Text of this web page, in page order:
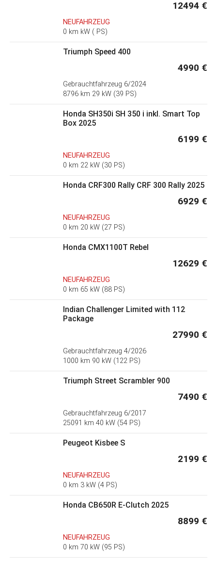
12494 €
NEUFAHRZEUG
0 km kW ( PS)
Triumph Speed 400
4990 €
Gebrauchtfahrzeug 6/2024
8796 km 29 kW (39 PS)
Honda SH350i SH 350 i inkl. Smart Top
Box 2025
6199 €
NEUFAHRZEUG
0 km 22 kW (30 PS)
Honda CRF300 Rally CRF 300 Rally 2025
6929 €
NEUFAHRZEUG
0 km 20 kW (27 PS)
Honda CMX1100T Rebel
12629 €
NEUFAHRZEUG
0 km 65 kW (88 PS)
Indian Challenger Limited with 112
Package
27990 €
Gebrauchtfahrzeug 4/2026
1000 km 90 kW (122 PS)
Triumph Street Scrambler 900
7490 €
Gebrauchtfahrzeug 6/2017
25091 km 40 kW (54 PS)
Peugeot Kisbee S
2199 €
NEUFAHRZEUG
0 km 3 kW (4 PS)
Honda CB650R E-Clutch 2025
8899 €
NEUFAHRZEUG
0 km 70 kW (95 PS)